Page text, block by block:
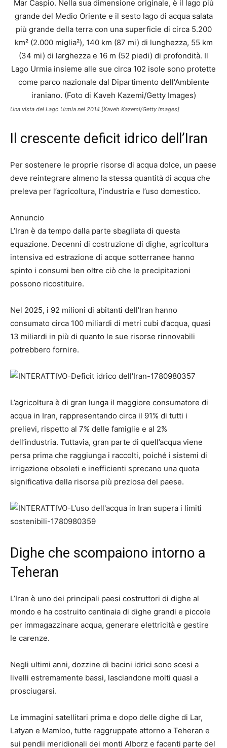
Una vista del Lago Urmia nel 2014 [Kaveh Kazemi/Getty Images]
Il crescente deficit idrico dell’Iran
Per sostenere le proprie risorse di acqua dolce, un paese
deve reintegrare almeno la stessa quantità di acqua che
preleva per l’agricoltura, l’industria e l’uso domestico.
Annuncio
L’Iran è da tempo dalla parte sbagliata di questa
equazione. Decenni di costruzione di dighe, agricoltura
intensiva ed estrazione di acque sotterranee hanno
spinto i consumi ben oltre ciò che le precipitazioni
possono ricostituire.
Nel 2025, i 92 milioni di abitanti dell’Iran hanno
consumato circa 100 miliardi di metri cubi d’acqua, quasi
13 miliardi in più di quanto le sue risorse rinnovabili
potrebbero fornire.
L’agricoltura è di gran lunga il maggiore consumatore di
acqua in Iran, rappresentando circa il 91% di tutti i
prelievi, rispetto al 7% delle famiglie e al 2%
dell’industria. Tuttavia, gran parte di quell’acqua viene
persa prima che raggiunga i raccolti, poiché i sistemi di
irrigazione obsoleti e inefficienti sprecano una quota
significativa della risorsa più preziosa del paese.
Dighe che scompaiono intorno a
Teheran
L’Iran è uno dei principali paesi costruttori di dighe al
mondo e ha costruito centinaia di dighe grandi e piccole
per immagazzinare acqua, generare elettricità e gestire
le carenze.
Negli ultimi anni, dozzine di bacini idrici sono scesi a
livelli estremamente bassi, lasciandone molti quasi a
prosciugarsi.
Le immagini satellitari prima e dopo delle dighe di Lar,
Latyan e Mamloo, tutte raggruppate attorno a Teheran e
sui pendii meridionali dei monti Alborz e facenti parte del